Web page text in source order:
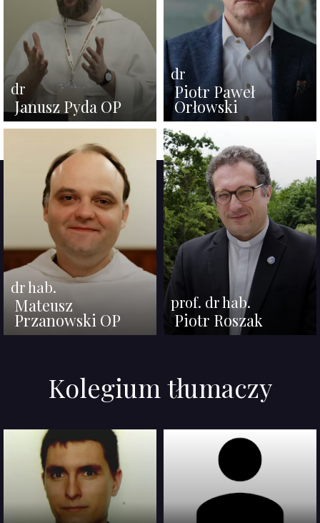
dr
Janusz Pyda OP
dr
Piotr Paweł
Orłowski
dr hab.
Mateusz
Przanowski OP
prof. dr hab.
Piotr Roszak
Kolegium tłumaczy